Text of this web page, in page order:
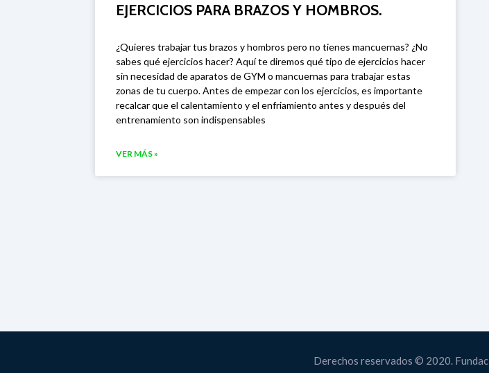
EJERCICIOS PARA BRAZOS Y HOMBROS.
¿Quieres trabajar tus brazos y hombros pero no tienes mancuernas? ¿No
sabes qué ejercicios hacer? Aquí te diremos qué tipo de ejercicios hacer
sin necesidad de aparatos de GYM o mancuernas para trabajar estas
zonas de tu cuerpo. Antes de empezar con los ejercicios, es importante
recalcar que el calentamiento y el enfriamiento antes y después del
entrenamiento son indispensables
VER MÁS »
Derechos reservados © 2020.